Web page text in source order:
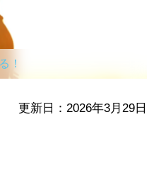
！
更新日：2026年3月29日